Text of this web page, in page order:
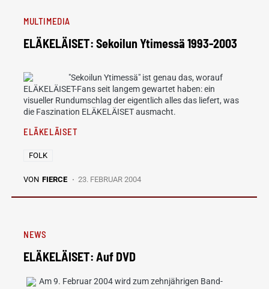
MULTIMEDIA
ELÄKELÄISET: Sekoilun Ytimessä 1993-2003
"Sekoilun Ytimessä" ist genau das, worauf
ELÄKELÄISET-Fans seit langem gewartet haben: ein
visueller Rundumschlag der eigentlich alles das liefert, was
die Faszination ELÄKELÄISET ausmacht.
ELÄKELÄISET
FOLK
VON FIERCE 23. FEBRUAR 2004
NEWS
ELÄKELÄISET: Auf DVD
Am 9. Februar 2004 wird zum zehnjährigen Band-